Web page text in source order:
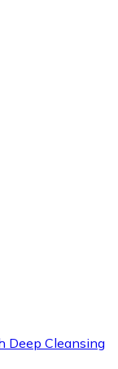
Deep Cleansing